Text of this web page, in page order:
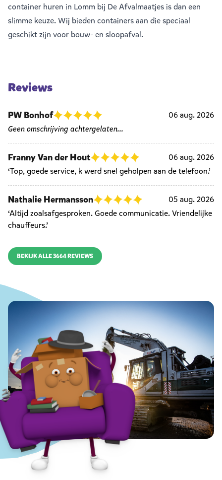
container huren in Lomm bij De Afvalmaatjes is dan een
slimme keuze. Wij bieden containers aan die speciaal
geschikt zijn voor bouw- en sloopafval.
Reviews
PW Bonhof
06 aug. 2026
Geen omschrijving achtergelaten...
Franny Van der Hout
06 aug. 2026
‘Top, goede service, k werd snel geholpen aan de telefoon.’
Nathalie Hermansson
05 aug. 2026
‘Altijd zoalsafgesproken. Goede communicatie. Vriendelijke
chauffeurs.’
BEKIJK ALLE 3664 REVIEWS